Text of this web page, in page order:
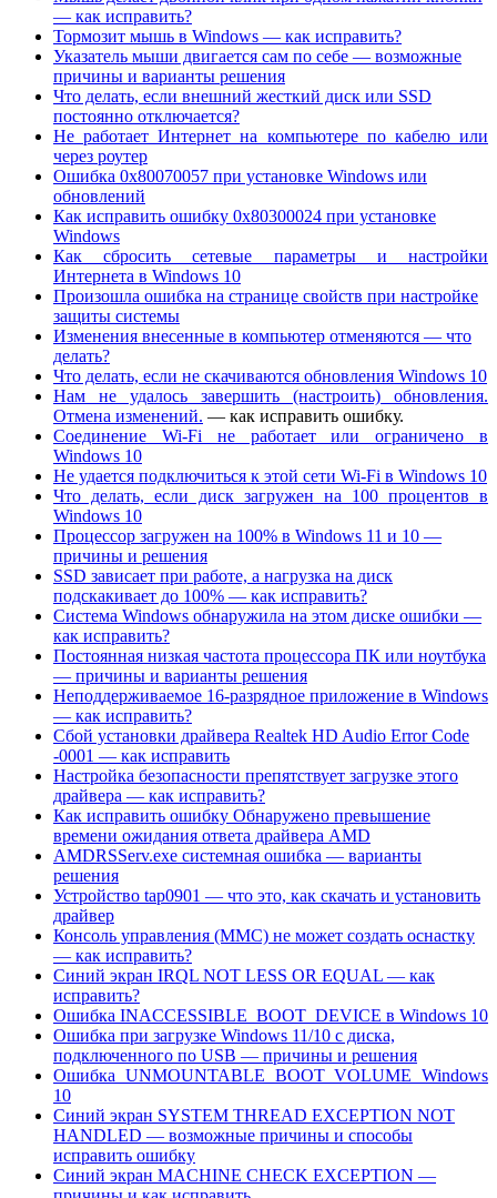
— как исправить?
Тормозит мышь в Windows — как исправить?
Указатель мыши двигается сам по себе — возможные
причины и варианты решения
Что делать, если внешний жесткий диск или SSD
постоянно отключается?
Не работает Интернет на компьютере по кабелю или
через роутер
Ошибка 0x80070057 при установке Windows или
обновлений
Как исправить ошибку 0x80300024 при установке
Windows
Как сбросить сетевые параметры и настройки
Интернета в Windows 10
Произошла ошибка на странице свойств при настройке
защиты системы
Изменения внесенные в компьютер отменяются — что
делать?
Что делать, если не скачиваются обновления Windows 10
Нам не удалось завершить (настроить) обновления.
Отмена изменений. — как исправить ошибку.
Соединение Wi-Fi не работает или ограничено в
Windows 10
Не удается подключиться к этой сети Wi-Fi в Windows 10
Что делать, если диск загружен на 100 процентов в
Windows 10
Процессор загружен на 100% в Windows 11 и 10 —
причины и решения
SSD зависает при работе, а нагрузка на диск
подскакивает до 100% — как исправить?
Система Windows обнаружила на этом диске ошибки —
как исправить?
Постоянная низкая частота процессора ПК или ноутбука
— причины и варианты решения
Неподдерживаемое 16-разрядное приложение в Windows
— как исправить?
Сбой установки драйвера Realtek HD Audio Error Code
-0001 — как исправить
Настройка безопасности препятствует загрузке этого
драйвера — как исправить?
Как исправить ошибку Обнаружено превышение
времени ожидания ответа драйвера AMD
AMDRSServ.exe системная ошибка — варианты
решения
Устройство tap0901 — что это, как скачать и установить
драйвер
Консоль управления (MMC) не может создать оснастку
— как исправить?
Синий экран IRQL NOT LESS OR EQUAL — как
исправить?
Ошибка INACCESSIBLE_BOOT_DEVICE в Windows 10
Ошибка при загрузке Windows 11/10 с диска,
подключенного по USB — причины и решения
Ошибка UNMOUNTABLE BOOT VOLUME Windows
10
Синий экран SYSTEM THREAD EXCEPTION NOT
HANDLED — возможные причины и способы
исправить ошибку
Синий экран MACHINE CHECK EXCEPTION —